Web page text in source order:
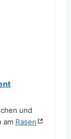
und
am Rasen